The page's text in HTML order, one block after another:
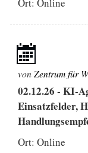
Ort: Online
vonZentrum für
02.12.26 - KI-
Einsatzfelder,
Ort: Online